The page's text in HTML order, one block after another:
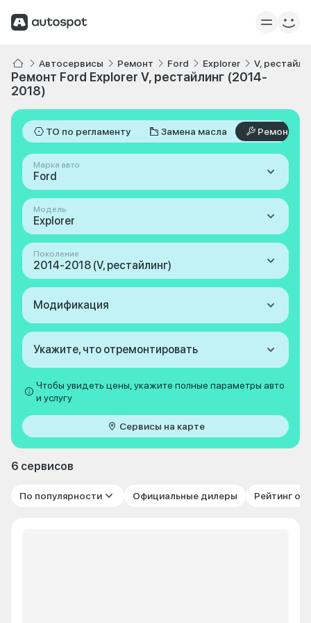
Автосервисы Ремонт Ford Explorer V,
Ремонт Ford Explorer V, рестайлинг (2014-
2018)
ТО по регламенту Замена масла Ремонт
Марка авто
Ford
Модель
Explorer
Поколение
2014-2018 (V, рестайлинг)
Модификация
Укажите, что отремонтировать
Чтобы увидеть цены, укажите полные параметры авто
и услугу
Сервисы на карте
6 сервисов
По популярности Официальные дилеры Рейтинг